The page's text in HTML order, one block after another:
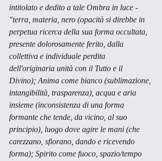
intitolato e dedito a tale Ombra in luce -
"terra, materia, nero (opacità si direbbe in
perpetua ricerca della sua forma occultata,
presente dolorosamente ferito, dalla
collettiva e individuale perdita
dell'originaria unità con il Tutto e il
Divino); Anima come bianco (sublimazione,
intangibilità, trasparenza), acqua e aria
insieme (inconsistenza di una forma
formante che tende, da vicino, al suo
principio), luogo dove agire le mani (che
carezzano, sfiorano, dando e ricevendo
forma); Spirito come fuoco, spazio/tempo